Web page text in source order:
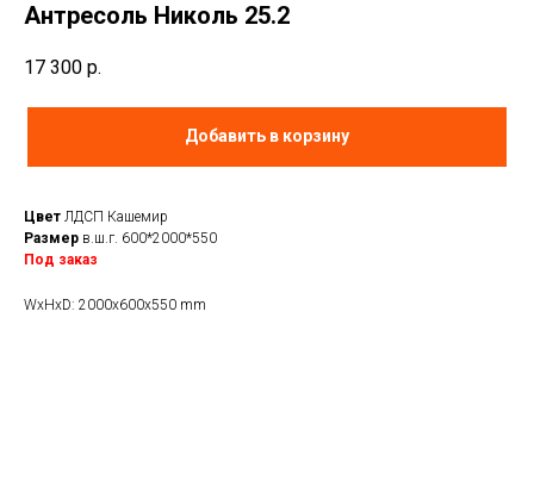
Антресоль Николь 25.2
17 300 р.
Добавить в корзину
Цвет ЛДСП Кашемир
Размер в.ш.г. 600*2000*550
Под заказ
WxHxD: 2000x600x550 mm